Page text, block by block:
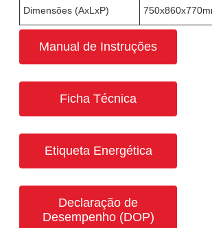
Dimensões (AxLxP)
Manual de Instruções
Ficha Técnica
Etiqueta Energética
Declaração de
Desempenho (DOP)